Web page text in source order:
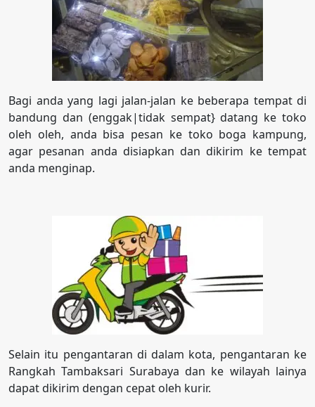
Bagi anda yang lagi jalan-jalan ke beberapa tempat di
bandung dan (enggak|tidak sempat} datang ke toko
oleh oleh, anda bisa pesan ke toko boga kampung,
agar pesanan anda disiapkan dan dikirim ke tempat
anda menginap.
Selain itu pengantaran di dalam kota, pengantaran ke
Rangkah Tambaksari Surabaya dan ke wilayah lainya
dapat dikirim dengan cepat oleh kurir.